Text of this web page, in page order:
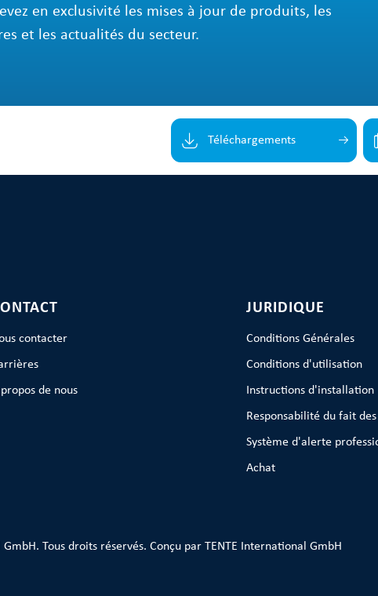
en exclusivité les mises à jour de produits, les
et les actualités du secteur.
Téléchargements
contacter
de nous
JURIDIQUE
Conditions Générales
Conditions d'utilisation
Instructions d'installation
Responsabilité du fait
Système d'alerte
Achat
Tous droits réservés. Conçu par TENTE International GmbH